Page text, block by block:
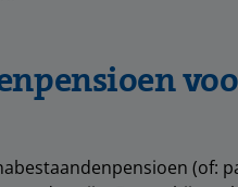
(of: